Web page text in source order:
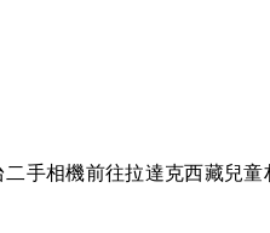
手相機前往拉達克西藏兒